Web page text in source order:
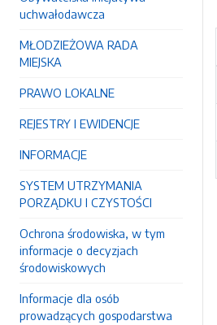
uchwałodawcza
MŁODZIEŻOWA RADA
MIEJSKA
PRAWO LOKALNE
REJESTRY I EWIDENCJE
INFORMACJE
SYSTEM UTRZYMANIA
PORZĄDKU I CZYSTOŚCI
Ochrona środowiska, w tym
informacje o decyzjach
środowiskowych
Informacje dla osób
prowadzących gospodarstwa